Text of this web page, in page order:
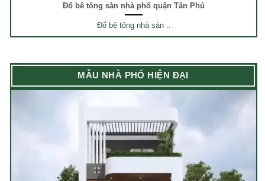
Đổ bê tông sàn nhà phố quận Tân Phú
Đổ bê tông nhà sàn ..
MẪU NHÀ PHỐ HIỆN ĐẠI